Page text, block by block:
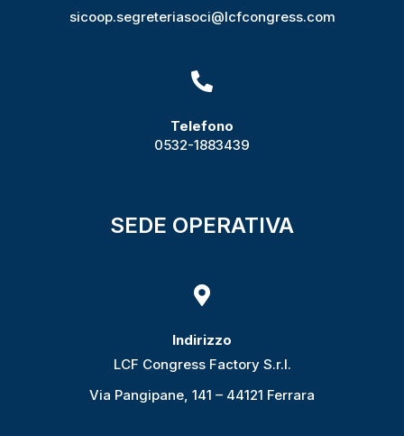
sicoop.segreteriasoci@lcfcongress.com

Telefono
0532-1883439
SEDE OPERATIVA

Indirizzo
LCF Congress Factory S.r.l.
Via Pangipane, 141 – 44121 Ferrara